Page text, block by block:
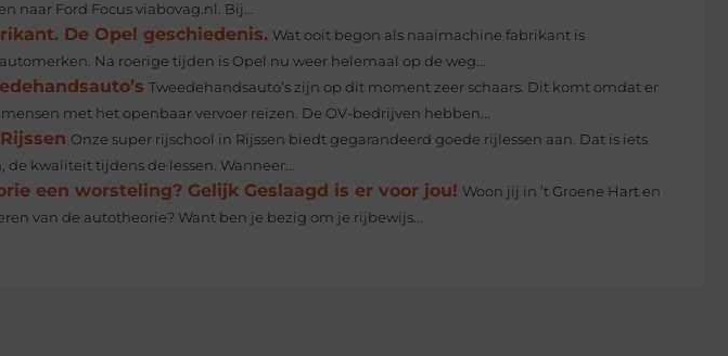
naar Ford Focus viabovag.nl. Bij...
De Opel geschiedenis. Wat ooit begon als naaimachine fabrikant is
Na roerige tijden is Opel nu weer helemaal op de weg...
Tweedehandsauto’s zijn op dit moment zeer schaars. Dit komt omdat er
met het openbaar vervoer reizen. De OV-bedrijven hebben...
Onze super rijschool in Rijssen biedt gegarandeerd goede rijlessen aan. Dat is iets
kwaliteit tijdens de lessen. Wanneer...
een worsteling? Gelijk Geslaagd is er voor jou! Woon jij in ’t Groene Hart en
van de autotheorie? Want ben je bezig om je rijbewijs...